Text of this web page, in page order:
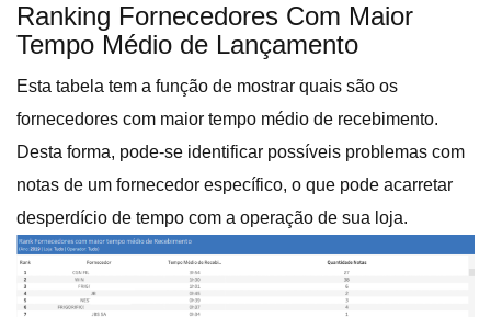
Ranking Fornecedores Com Maior
Tempo Médio de Lançamento
Esta tabela tem a função de mostrar quais são os
fornecedores com maior tempo médio de recebimento.
Desta forma, pode-se identificar possíveis problemas com
notas de um fornecedor específico, o que pode acarretar
desperdício de tempo com a operação de sua loja.